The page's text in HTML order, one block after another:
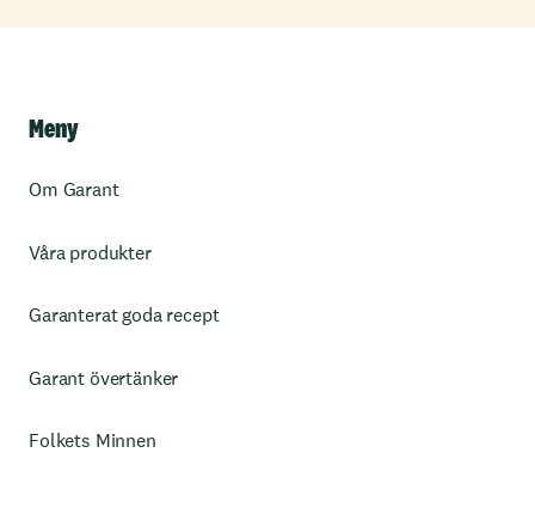
Meny
Om Garant
Våra produkter
Garanterat goda recept
Garant övertänker
Folkets Minnen